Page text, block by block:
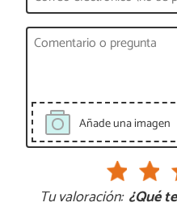
Añade una imagen
Tu valoración: ¿Qué